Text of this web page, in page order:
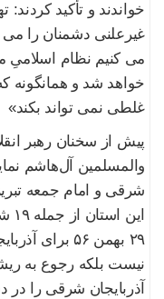
خواندند و تأکید
غیرعلنی دشمنان را می
می کنیم نظام اسلامیِ
خواهد شد و همانگونه
غلطی نمی تواند بکند»
پیش از سخنان رهبر
والمسلمین آل‌هاشم
۲۹ بهمن ۵۶
نیست بلکه رجوع به
آذربایجان شرقی را در